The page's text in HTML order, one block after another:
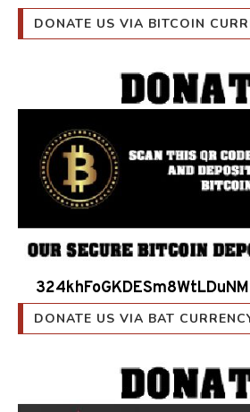
DONATE US VIA BITCOIN
DONATE US VIA BAT